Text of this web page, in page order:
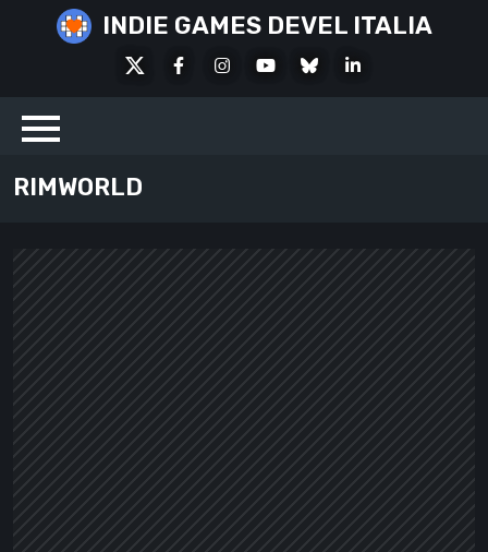
INDIE GAMES DEVEL ITALIA
FacebookInstagramYoutubeBlueskyLinkedIn
RIMWORLD